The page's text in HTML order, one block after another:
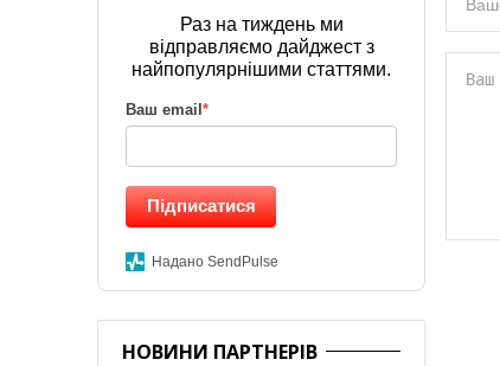
Раз на тиждень ми
відправляємо дайджест з
найпопулярнішими статтями.
Ваш email *
Підписатися
Надано SendPulse
НОВИНИ ПАРТНЕРІВ